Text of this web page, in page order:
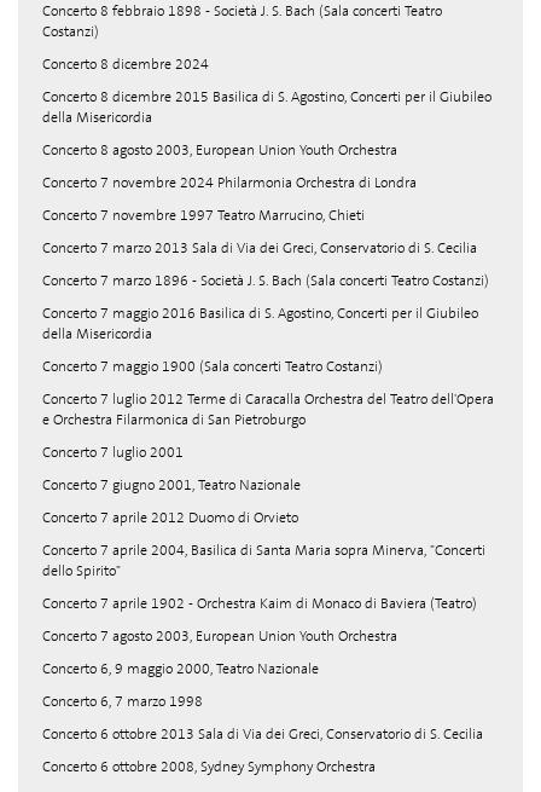
Concerto 8 febbraio 1898 - Società J. S. Bach (Sala concerti Teatro
Costanzi)
Concerto 8 dicembre 2024
Concerto 8 dicembre 2015 Basilica di S. Agostino, Concerti per il Giubileo
della Misericordia
Concerto 8 agosto 2003, European Union Youth Orchestra
Concerto 7 novembre 2024 Philarmonia Orchestra di Londra
Concerto 7 novembre 1997 Teatro Marrucino, Chieti
Concerto 7 marzo 2013 Sala di Via dei Greci, Conservatorio di S. Cecilia
Concerto 7 marzo 1896 - Società J. S. Bach (Sala concerti Teatro Costanzi)
Concerto 7 maggio 2016 Basilica di S. Agostino, Concerti per il Giubileo
della Misericordia
Concerto 7 maggio 1900 (Sala concerti Teatro Costanzi)
Concerto 7 luglio 2012 Terme di Caracalla Orchestra del Teatro dell'Opera
e Orchestra Filarmonica di San Pietroburgo
Concerto 7 luglio 2001
Concerto 7 giugno 2001, Teatro Nazionale
Concerto 7 aprile 2012 Duomo di Orvieto
Concerto 7 aprile 2004, Basilica di Santa Maria sopra Minerva, "Concerti
dello Spirito"
Concerto 7 aprile 1902 - Orchestra Kaim di Monaco di Baviera (Teatro)
Concerto 7 agosto 2003, European Union Youth Orchestra
Concerto 6, 9 maggio 2000, Teatro Nazionale
Concerto 6, 7 marzo 1998
Concerto 6 ottobre 2013 Sala di Via dei Greci, Conservatorio di S. Cecilia
Concerto 6 ottobre 2008, Sydney Symphony Orchestra